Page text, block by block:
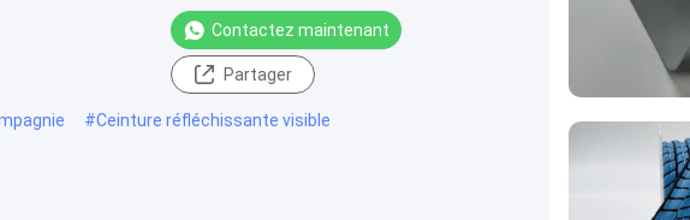
Contactez maintenant
Partager
#Ceinture réfléchissante visible